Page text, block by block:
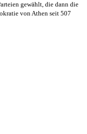
gewählt, die dann die
von Athen seit 507